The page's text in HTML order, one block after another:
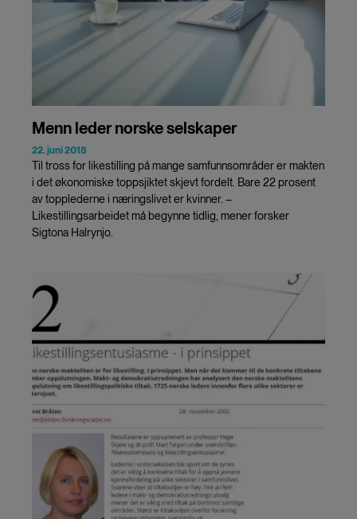
Menn leder norske selskaper
22. juni 2018
Til tross for likestilling på mange samfunnsområder er makten
i det økonomiske toppsjiktet skjevt fordelt. Bare 22 prosent
av topplederne i næringslivet er kvinner. –
Likestillingsarbeidet må begynne tidlig, mener forsker
Sigtona Halrynjo.